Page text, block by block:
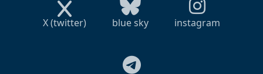
X (twitter) blue sky instagram